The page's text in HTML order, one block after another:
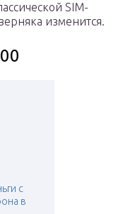
SIM-
изменится.
с
в